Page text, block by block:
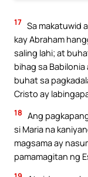
17 Sa makatuwid
kay Abraham
saling lahi; at
bihag sa
buhat sa
Cristo ay
18 Ang
si Maria na
magsama ay
pamamagitan ng